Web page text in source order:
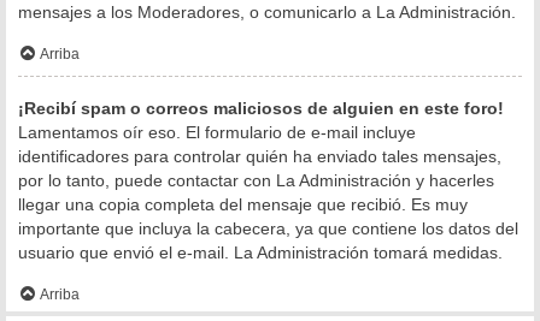
mensajes a los Moderadores, o comunicarlo a La Administración.
Arriba
¡Recibí spam o correos maliciosos de alguien en este foro!
Lamentamos oír eso. El formulario de e-mail incluye
identificadores para controlar quién ha enviado tales mensajes,
por lo tanto, puede contactar con La Administración y hacerles
llegar una copia completa del mensaje que recibió. Es muy
importante que incluya la cabecera, ya que contiene los datos del
usuario que envió el e-mail. La Administración tomará medidas.
Arriba